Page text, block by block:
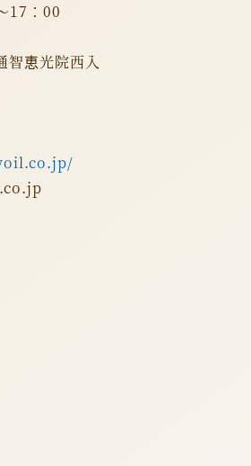
17：00
智恵光院西入